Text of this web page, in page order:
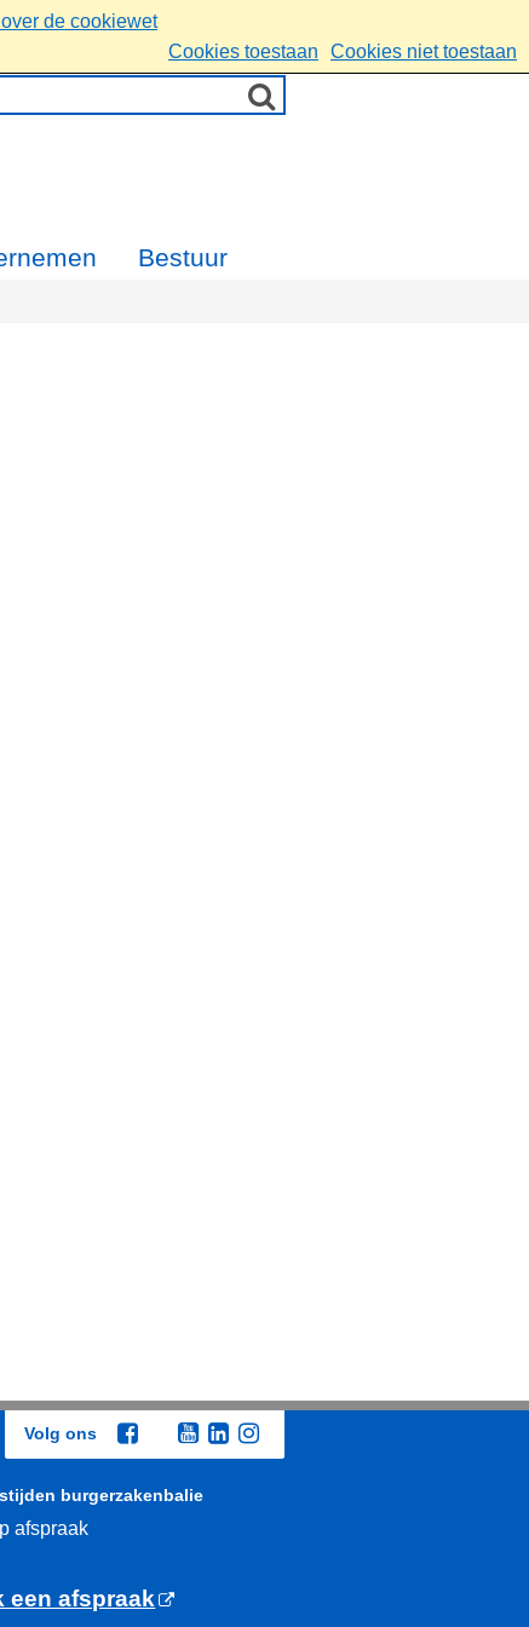
de cookiewet
Cookies toestaan
Cookies niet toestaan
Bestuur
Volg ons
burgerzakenbalie
afspraak
een afspraak